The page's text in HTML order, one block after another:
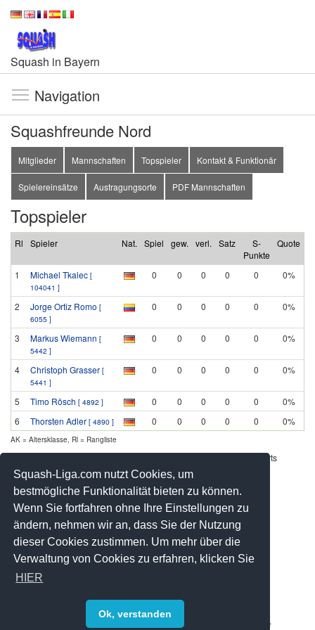
Squash-Liga.com nutzt Cookies, um
bestmögliche Funktionalität bieten zu können.
Wenn Sie fortfahren ohne Ihre Einstellungen zu
ändern, nehmen wir an, dass Sie der Nutzung
dieser Cookies zustimmen. Um mehr über die
Verwaltung von Cookies zu erfahren, klicken Sie
HIER
Ok, verstanden
Squash in Bayern
Navigation
Squashfreunde Nord
Mitglieder Mannschaften Topspieler Kontakt & Funktionär
Spielereinsätze Austragungsorte PDF Mannschaften
Topspieler
Rl Spieler Nat. Spiel gew. verl. Satz
S-
Punkte
Quote
1 Michael Tkalec [
104041 ]
0 0 0 0 0 0%
2 Jorge Ortiz Romo [
6055 ]
0 0 0 0 0 0%
3 Markus Wiemann [
5442 ]
0 0 0 0 0 0%
4 Christoph Grasser [
5441 ]
0 0 0 0 0 0%
5 Timo Rösch [ 4892 ] 0 0 0 0 0
0%
6
Thorsten Adler [ 4890 ] 0 0 0 0 0 0%
AK = Altersklasse, Rl = Rangliste
Werbung - Offizielle Pool Partner des deutschen Squashsports
© 2008-2026 by Squash-Liga.com Alle Rechte vorbehalten.